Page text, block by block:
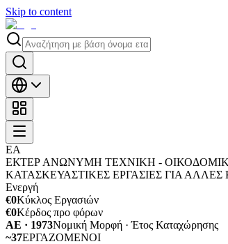
Skip to content
ΕΑ
ΕΚΤΕΡ ΑΝΩΝΥΜΗ ΤΕΧΝΙΚΗ -
ΚΑΤΑΣΚΕΥΑΣΤΙΚΕΣ ΕΡΓΑΣΙΕΣ ΓΙΑ
Ενεργή
€0Κύκλος Εργασιών
€0Κέρδος προ φόρων
ΑΕ · 1973Νομική Μορφή · Έτος Καταχώρησης
~37ΕΡΓΑΖΟΜΕΝΟΙ